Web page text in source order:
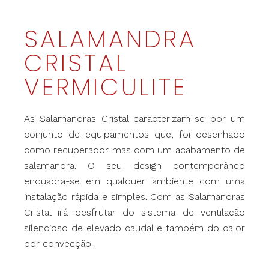
SALAMANDRA
CRISTAL
VERMICULITE
As Salamandras Cristal caracterizam-se por um
conjunto de equipamentos que, foi desenhado
como recuperador mas com um acabamento de
salamandra. O seu design contemporâneo
enquadra-se em qualquer ambiente com uma
instalação rápida e simples. Com as Salamandras
Cristal irá desfrutar do sistema de ventilação
silencioso de elevado caudal e também do calor
por convecção.